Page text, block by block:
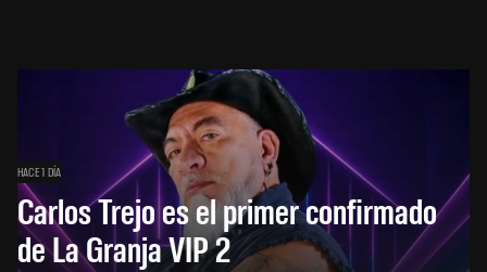
HACE 1 DÍA
Carlos Trejo es el primer confirmado
de La Granja VIP 2